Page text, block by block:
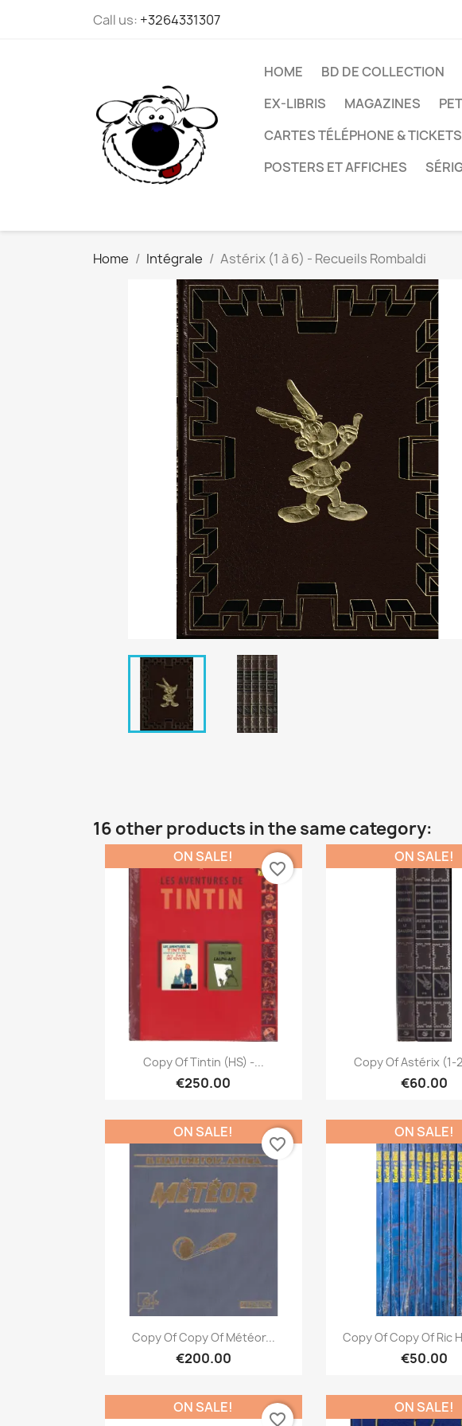
Call us: +3264331307
HOME BD DE COLLECTION
EX-LIBRIS
MAGAZINES
CARTES TÉLÉPHONE &
POSTERS ET AFFICHES
Home Intégrale Astérix (1 à 6) - Recueils Rombaldi
16 other products in the same category:
Quick view
Copy Of Tintin (HS) -...
€250.00
ON SALE!
favorite_border
Quick view
Copy Of Astérix (1-
€60.00
ON SALE!
Quick view
Copy Of Copy Of Météor...
€200.00
ON SALE!
favorite_border
Quick
Copy Of Copy Of Ric
€50.00
ON SALE!
ON SALE!
favorite_border
ON SALE!